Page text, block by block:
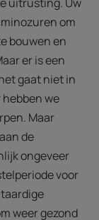
om
bouwen en
er is een
gaat niet in
we
Maar
de
ongeveer
voor
weer gezond